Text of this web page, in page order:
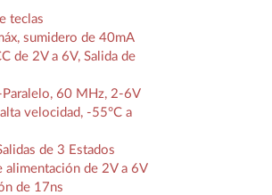
teclas
sumidero de 40mA
de 2V a 6V, Salida de
60 MHz, 2-6V
velocidad, -55°C a
de 3 Estados
alimentación de 2V a 6V
de 17ns